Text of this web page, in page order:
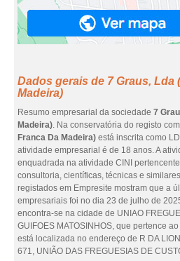
Dados gerais de 7 Graus, Lda
Madeira)
Resumo empresarial da sociedade 7
Madeira). Na conservatória do registo
Franca Da Madeira) está inscrita como
atividade empresarial é de 18 anos. A
enquadrada na atividade CINI
consultoria, científicas, técnicas e
registados em Empresite mostram que a
empresariais foi no dia 23 de julho de
encontra-se na cidade de UNIAO
GUIFOES MATOSINHOS, que pertence
está localizada no endereço de R DA
671, UNIÃO DAS FREGUESIAS DE